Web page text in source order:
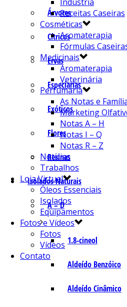
Árvores
Cítricos
Ervas
Especiarias
Exóticos
Flores
Resinas
Isolados Naturais
A – D
1.8-cineol
Aldeído Benzóico
Aldeído Cinâmico
Receitas Caseiras
Cosméticas
Aromaterapia
Fórmulas
Medicinais
Aromaterapia
Veterinária
Perfumaria
As Notas e
Marketing
Notas A – H
Notas I – Q
Notas R – Z
Notícias
Trabalhos
Loja Virtual
Óleos Essenciais
Isolados
Equipamentos
Fotos e Vídeos
Fotos
Vídeos
Contato